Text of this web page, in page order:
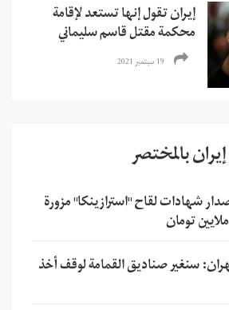
إيران تقول إنها تستعد لإقامة
محكمة مقتل قاسم سليماني
19 سبتمبر 2021
إيران بالمختصر
شهادات لقاح "استرازينكا" مزورة
سنغير صناديق القمامة لوقف أخذ